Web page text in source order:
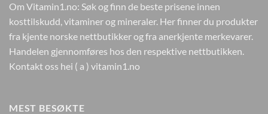
Om Vitamin1.no: Søk og finn de beste prisene innen
kosttilskudd, vitaminer og mineraler. Her finner du produkter
fra kjente norske nettbutikker og fra anerkjente merkevarer.
Handelen gjennomføres hos den respektive nettbutikken.
Kontakt oss hei ( a ) vitamin1.no
MEST BESØKTE